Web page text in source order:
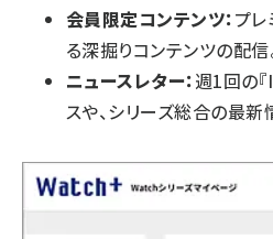
会員限定コンテンツ：プ
る深掘りコンテンツの配信
ニュースレター：週1回の
スや、シリーズ総合の最新